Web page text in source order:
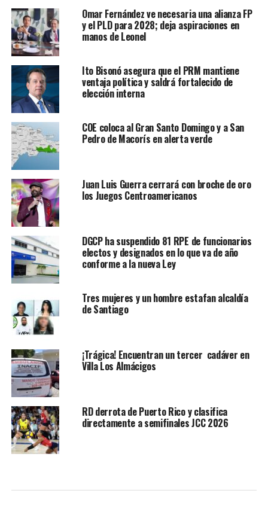
Omar Fernández ve necesaria una alianza FP
y el PLD para 2028; deja aspiraciones en
manos de Leonel
Ito Bisonó asegura que el PRM mantiene
ventaja política y saldrá fortalecido de
elección interna
COE coloca al Gran Santo Domingo y a San
Pedro de Macorís en alerta verde
Juan Luis Guerra cerrará con broche de oro
los Juegos Centroamericanos
DGCP ha suspendido 81 RPE de funcionarios
electos y designados en lo que va de año
conforme a la nueva Ley
Tres mujeres y un hombre estafan alcaldía
de Santiago
¡Trágica! Encuentran un tercer cadáver en
Villa Los Almácigos
RD derrota de Puerto Rico y clasifica
directamente a semifinales JCC 2026